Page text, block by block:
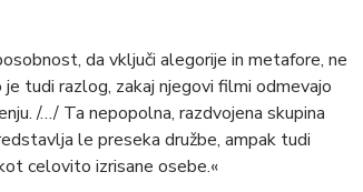
da vključi alegorije in metafore, ne
tudi razlog, zakaj njegovi filmi odmevajo
/…/ Ta nepopolna, razdvojena skupina
le preseka družbe, ampak tudi
celovito izrisane osebe.«